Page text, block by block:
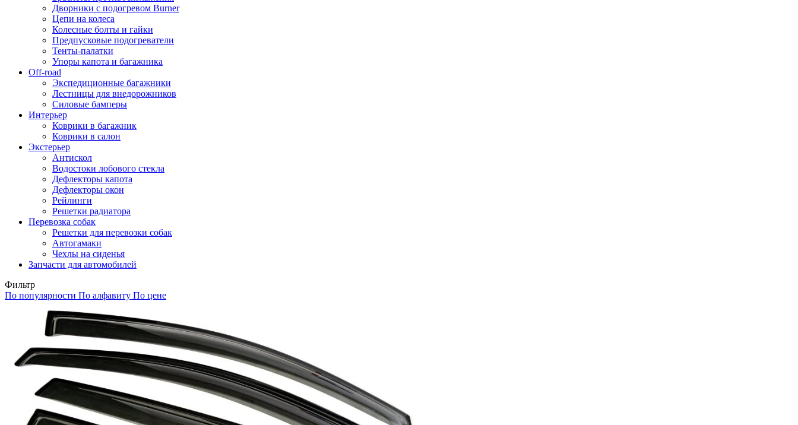
Дворники с подогревом Burner
Цепи на колеса
Колесные болты и гайки
Предпусковые подогреватели
Тенты-палатки
Упоры капота и багажника
Off-road
Экспедиционные багажники
Лестницы для внедорожников
Силовые бамперы
Интерьер
Коврики в багажник
Коврики в салон
Экстерьер
Антискол
Водостоки лобового стекла
Дефлекторы капота
Дефлекторы окон
Рейлинги
Решетки радиатора
Перевозка собак
Решетки для перевозки собак
Автогамаки
Чехлы на сиденья
Запчасти для автомобилей
Фильтр
По популярности По алфавиту По цене